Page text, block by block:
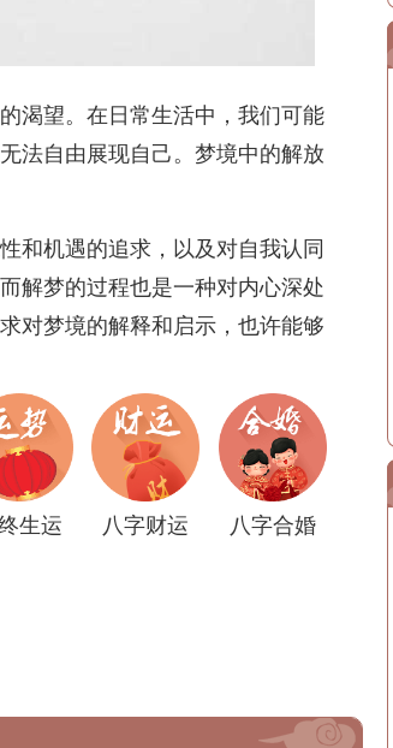
渴望。在日常生活中，我们可能
法自由展现自己。梦境中的解放
和机遇的追求，以及对自我认同
解梦的过程也是一种对内心深处
对梦境的解释和启示，也许能够
生运 八字财运 八字合婚